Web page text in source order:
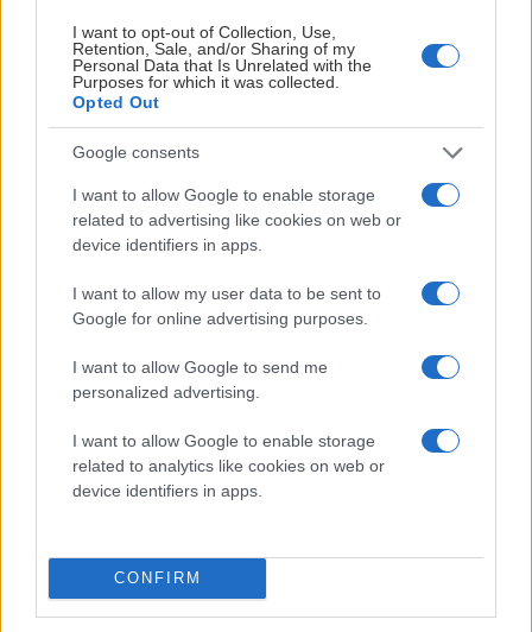
I want to opt-out of Collection, Use,
Retention, Sale, and/or Sharing of my
Personal Data that Is Unrelated with the
Purposes for which it was collected.
Opted Out
Google consents
I want to allow Google to enable storage
related to advertising like cookies on web or
device identifiers in apps.
I want to allow my user data to be sent to
Google for online advertising purposes.
I want to allow Google to send me
personalized advertising.
I want to allow Google to enable storage
related to analytics like cookies on web or
device identifiers in apps.
CONFIRM
NHL-draften genomförs i juni varje år där NHL-klubbarna
tingar rättigheter till talanger i hela världen. Varje klubb har
sju val utspridda över sju rundor (men klubbarna kan
också byta till sig eller byta bort val).
Första rundan genomfördes under fredagsnatten och hela
sju (!) svenskar valdes: Ivar Stenberg, Viggo Björck,
Alexander Command, Malte Gustafsson, Elton
Hermansson, Jonas Lagerberg Hoen och Marcus
Nordmark.
Totalt valdes 24 svenskar.